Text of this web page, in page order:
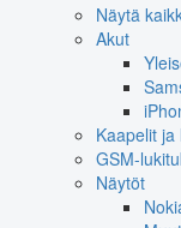
Näytä
Akut
Kaapelit ja
GSM-
Näytöt